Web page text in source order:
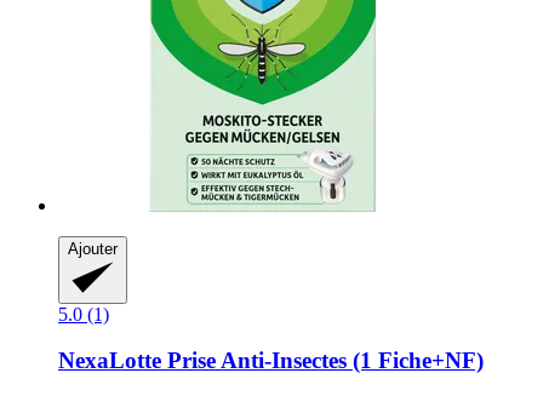
Ajouter
5.0 (1)
NexaLotte Prise Anti-​Insectes (1 Fiche+NF)